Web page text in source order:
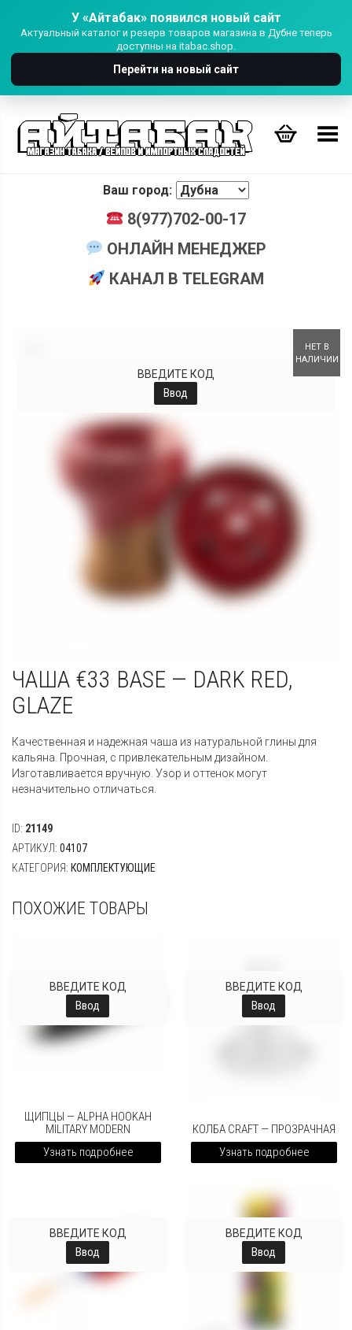
У «Айтабак» появился новый сайт
Актуальный каталог и резерв товаров магазина в Дубне теперь
доступны на itabac.shop.
Перейти на новый сайт
Переключить Меню
Ваш город:
8(977)702-00-17
ОНЛАЙН МЕНЕДЖЕР
КАНАЛ В TELEGRAM
НЕТ В
НАЛИЧИИ
ВВЕДИТЕ КОД
Ввод
ЧАША €33 BASE — DARK RED,
GLAZE
Качественная и надежная чаша из натуральной глины для
кальяна. Прочная, с привлекательным дизайном.
Изготавливается вручную. Узор и оттенок могут
незначительно отличаться.
ID: 21149
АРТИКУЛ: 04107
КАТЕГОРИЯ: КОМПЛЕКТУЮЩИЕ
ПОХОЖИЕ ТОВАРЫ
ВВЕДИТЕ КОД
Ввод
ЩИПЦЫ — ALPHA HOOKAH
MILITARY MODERN
Узнать подробнее
ВВЕДИТЕ КОД
Ввод
КОЛБА CRAFT — ПРОЗРАЧНАЯ
Узнать подробнее
ВВЕДИТЕ КОД
Ввод
ВВЕДИТЕ КОД
Ввод